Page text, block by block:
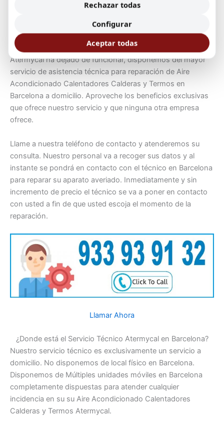
Reparación de Aire Acondicionado Calentadores Calderas y
Termos en Barcelona
Si su Aire Acondicionado Calentadores Calderas y Termos
Atermycal ha dejado de funcionar, disponemos del mayor
servicio de asistencia técnica para reparación de Aire
Acondicionado Calentadores Calderas y Termos en
Barcelona a domicilio. Aproveche los beneficios exclusivas
que ofrece nuestro servicio y que ninguna otra empresa
ofrece.
Llame a nuestra teléfono de contacto y atenderemos su
consulta. Nuestro personal va a recoger sus datos y al
instante se pondrá en contacto con el técnico en Barcelona
para reparar su aparato averiado. Inmediatamente y sin
incremento de precio el técnico se va a poner en contacto
con usted a fin de que usted escoja el momento de la
reparación.
Llamar Ahora
¿Donde está el Servicio Técnico Atermycal en Barcelona?
Nuestro servicio técnico es exclusivamente un servicio a
domicilio. No disponemos de local físico en Barcelona.
Disponemos de Múltiples unidades móviles en Barcelona
completamente dispuestas para atender cualquier
incidencia en su su Aire Acondicionado Calentadores
Calderas y Termos Atermycal.
Rechazar todas
Configurar
Aceptar todas